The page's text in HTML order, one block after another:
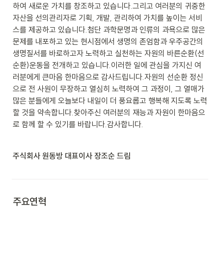
하여 새로운 가치를 창조하고 있습니다.그리고 여러분의 귀중한
자산을 선의관리자로 기획, 개발, 관리하여 가치를 높이는 서비
스를 제공하고 있습니다.첨단 과학문명과 인류의 과욕으로 많은
문제를 내포하고 있는 현시점에서 생명의 존엄함과 우주공간의
생명질서를 바로하고자 노력하고 실천하는 자원의 바른순환(선
순환)운동을 전개하고 있습니다.이러한 일에 관심을 가지신 여
러분에게 큰마음 한마음으로 감사드립니다.자원의 선순환 정신
으로 전 사원이 무장하고 열심히 노력하여 그 과정이, 그 열매가
많은 분들에게 오늘보다 내일이 더 풍요롭고 행복해 지도록 노력
할 것을 약속합니다.찾아주신 여러분의 재능과 자원이 한마음으
로 함께 할 수 있기를 바랍니다.감사합니다.
주식회사 원동방 대표이사 장조순 드림
주요연혁